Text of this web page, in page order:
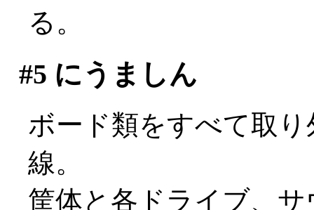
る。
#5 にうましん
ボード類をすべて取
線。
筐体と各ドライブ、